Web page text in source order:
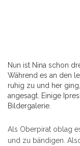
Nun ist Nina schon
Während es an den
ruhig zu und her
angesagt. Einige
Bildergalerie.
Als Oberpirat oblag
und zu bändigen.